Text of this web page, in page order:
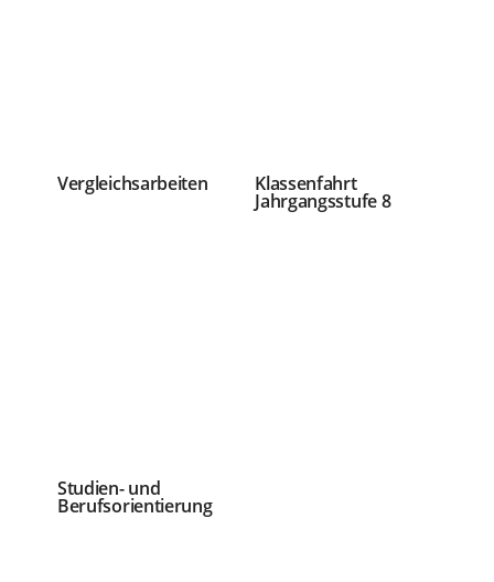
Vergleichsarbeiten Klassenfahrt
Jahrgangsstufe 8
Studien- und
Berufsorientierung